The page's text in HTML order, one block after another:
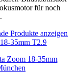
für noch
Produkte anzeigen
35mm T2.9